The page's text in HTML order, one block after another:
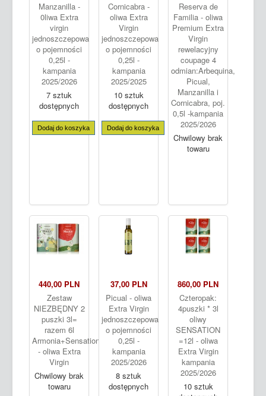
Manzanilla -
0liwa Extra
virgin
jednoszczepowa
o pojemności
0,25l -
kampania
2025/2026
7 sztuk
dostępnych
Dodaj do koszyka
Cornicabra -
oliwa Extra
Virgin
jednoszczepowa
o pojemności
0,25l -
kampania
2025/2025
10 sztuk
dostępnych
Dodaj do koszyka
Reserva de
Familia - oliwa
Premium Extra
Virgin
rewelacyjny
coupage 4
odmian:Arbequina,
Picual,
Manzanilla i
Cornicabra, poj.
0,5l -kampania
2025/2026
Chwilowy brak
towaru
440,00 PLN
Zestaw
NIEZBĘDNY 2
puszki 3l=
razem 6l
Armonia+Sensation
- oliwa Extra
Virgin
Chwilowy brak
towaru
37,00 PLN
Picual - oliwa
Extra Virgin
jednoszczepowa
o pojemności
0,25l -
kampania
2025/2026
8 sztuk
dostępnych
860,00 PLN
Czteropak:
4puszki * 3l
oliwy
SENSATION
=12l - oliwa
Extra Virgin
kampania
2025/2026
10 sztuk